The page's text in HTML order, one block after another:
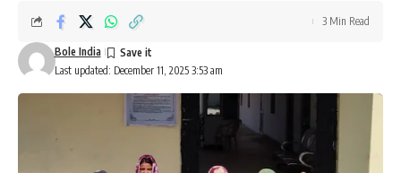
Last updated: December 11, 2025 3:53 am
Bole India
3 Min Read